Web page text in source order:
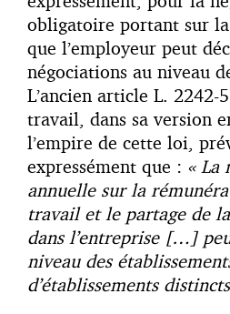
obligatoire portant sur
que l’employeur peut
négociations au niveau
L’ancien article L. 2242-
travail, dans sa version
l’empire de cette loi,
expressément que : « La
annuelle sur la
travail et le partage de
dans l’entreprise […]
niveau des
d’établissements